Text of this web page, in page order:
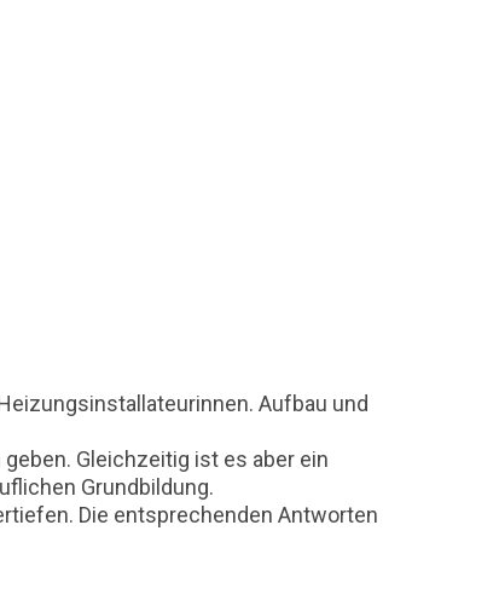
Aufbau und
Gleichzeitig ist es aber ein
Grundbildung.
Die entsprechenden Antworten